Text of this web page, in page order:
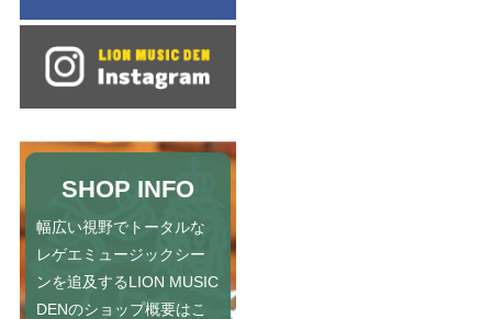
SHOP INFO
幅広い視野でトータルな
レゲエミュージックシー
ンを追及するLION MUSIC
DENのショップ概要はこ